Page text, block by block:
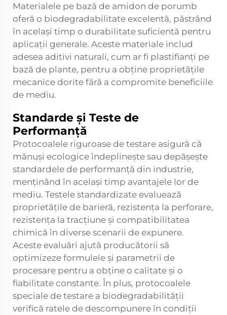
Materialele pe bază de amidon de porumb
oferă o biodegradabilitate excelentă, păstrând
în același timp o durabilitate suficientă pentru
aplicații generale. Aceste materiale includ
adesea aditivi naturali, cum ar fi plastifianți pe
bază de plante, pentru a obține proprietățile
mecanice dorite fără a compromite beneficiile
de mediu.
Standarde și Teste de
Performanță
Protocoalele riguroase de testare asigură că
mănuși ecologice îndeplinește sau depășește
standardele de performanță din industrie,
menținând în același timp avantajele lor de
mediu. Testele standardizate evaluează
proprietățile de barieră, rezistența la perforare,
rezistența la tracțiune și compatibilitatea
chimică în diverse scenarii de expunere.
Aceste evaluări ajută producătorii să
optimizeze formulele și parametrii de
procesare pentru a obține o calitate și o
fiabilitate constante. În plus, protocoalele
speciale de testare a biodegradabilității
verifică ratele de descompunere în condiții